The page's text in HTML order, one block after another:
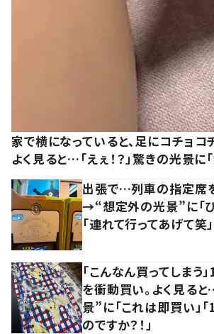
家で横になっていると、足にコチョコ
よく見ると…「えぇ！？」驚きの光景に
出張で…列車の指定席
→“想定外の光景”に「び
「連れて行ってあげて笑」
「こんなん買ってしまう
を衝動買い。よく見る
景”に「これは即買い」
のですか？！」